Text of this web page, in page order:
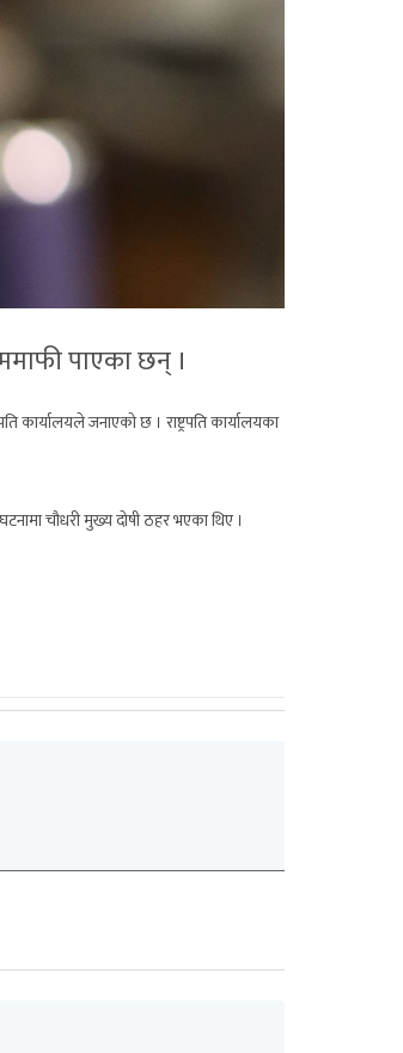
पाएका छन् ।
कार्यालयले जनाएको छ । राष्ट्रपति कार्यालयका
चौधरी मुख्य दोषी ठहर भएका थिए ।